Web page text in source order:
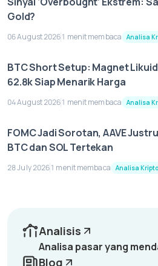
Gold?
06 August 20261 menit membaca Analisa
BTC Short Setup: Magnet
62.8k Siap Menarik Harga
04 August 20261 menit membaca Analisa
FOMC Jadi Sorotan, AAVE
BTC dan SOL Tertekan
28 July 20261 menit membaca Analisa Kripto
Analisis
Analisa pasar yang
Blog